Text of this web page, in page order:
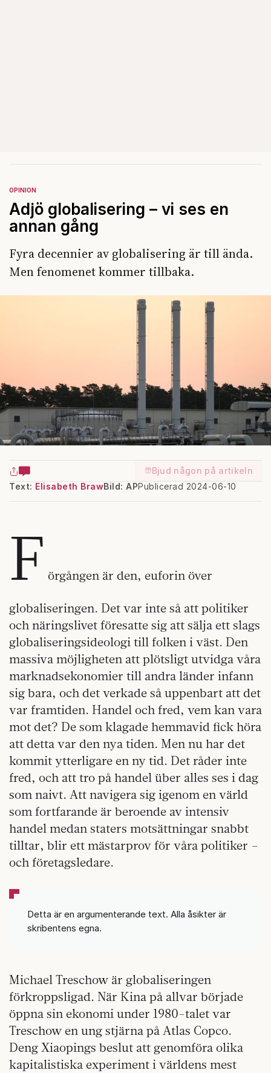
OPINION
Adjö globalisering – vi ses en
annan gång
Fyra decennier av globalisering är till ända.
Men fenomenet kommer tillbaka.
Bjud någon på artikeln
Text: Elisabeth Braw Publicerad 2024-06-10
Bild: AP
F örgången är den, euforin över
globaliseringen. Det var inte så att politiker
och näringslivet föresatte sig att sälja ett slags
globaliseringsideologi till folken i väst. Den
massiva möjligheten att plötsligt utvidga våra
marknadsekonomier till andra länder infann
sig bara, och det verkade så uppenbart att det
var framtiden. Handel och fred, vem kan vara
mot det? De som klagade hemmavid fick höra
att detta var den nya tiden. Men nu har det
kommit ytterligare en ny tid. Det råder inte
fred, och att tro på handel über alles ses i dag
som naivt. Att navigera sig igenom en värld
som fortfarande är beroende av intensiv
handel medan staters motsättningar snabbt
tilltar, blir ett mästarprov för våra politiker –
och företagsledare.
Detta är en argumenterande text. Alla åsikter är
skribentens egna.
Michael Treschow är globaliseringen
förkroppsligad. När Kina på allvar började
öppna sin ekonomi under 1980-talet var
Treschow en ung stjärna på Atlas Copco.
Deng Xiaopings beslut att genomföra olika
kapitalistiska experiment i världens mest